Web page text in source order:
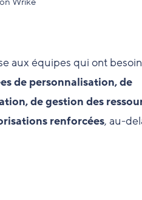
aux équipes qui ont
de personnalisation, de
de gestion des
renforcées, au-